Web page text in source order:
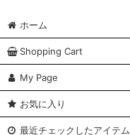
ホーム
Shopping Cart
My Page
お気に入り
最近チェックしたアイテム